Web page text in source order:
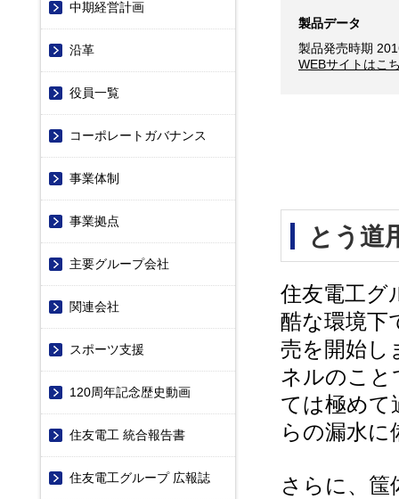
製品データ
製品発売時期
WEBサイトはこ
とう道
住友電工グ
酷な環境下
売を開始し
ネルのこと
ては極めて
らの漏水
さらに、筺
中期経営計画
沿革
役員一覧
コーポレートガバナンス
事業体制
事業拠点
主要グループ会社
関連会社
スポーツ支援
120周年記念歴史動画
住友電工 統合報告書
住友電工グループ 広報誌